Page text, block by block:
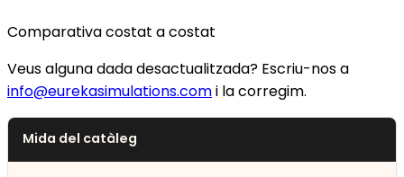
Comparativa costat a costat
Veus alguna dada desactualitzada? Escriu-nos a
info@eurekasimulations.comi la corregim.
Mida del catàleg